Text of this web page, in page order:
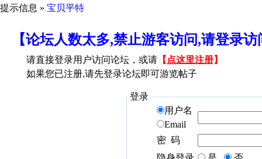
提示信息 » 宝贝平特
【论坛人数太多,禁止游客访问,请登录
请直接登录用户访问论坛，或请 【 点这里注册】
如果您已注册,请先登录论坛即可游览帖子
登录
用户名
Email
密 码